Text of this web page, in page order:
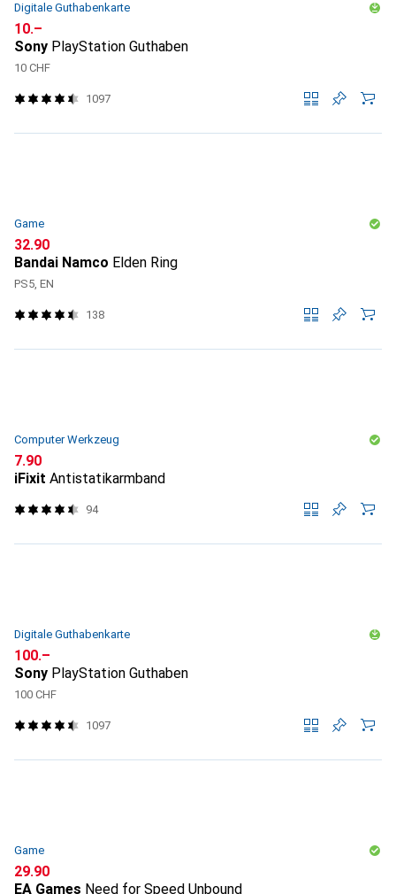
Digitale Guthabenkarte
CHF
10.–
Sony PlayStation Guthaben
10 CHF
1097
Game
CHF
32.90
Bandai Namco Elden Ring
PS5, EN
138
Computer Werkzeug
CHF
7.90
iFixit Antistatikarmband
94
Digitale Guthabenkarte
CHF
100.–
Sony PlayStation Guthaben
100 CHF
1097
Game
CHF
29.90
EA Games Need for Speed Unbound